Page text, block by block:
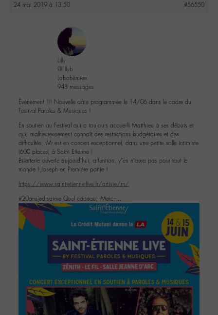
24 mai 2019 à 13:50 #56550
Lilly
@lillyb
Labohémien
948 messages
Évènement !!! Nouvelle date programmée le 14/06 dans le cadre du
Festival Paroles & Musiques !
En soutien au Festival qui a toujours accueilli Matthieu à ses débuts et
qui, malheureusement connaît des restrictions budgétaires et des
difficultés, -M- est en concert exceptionnel, dans une petite salle intimiste
(600 places) à Saint Etienne !
Billetterie ouverte aujourd’hui, attention, y’en n’aura pas pour tout le
monde ! Joseph en Première partie !
https://www.saint-etienne-live.fr/artiste/m/
#20ansjedisaime Quel cadeau, -Merci-…